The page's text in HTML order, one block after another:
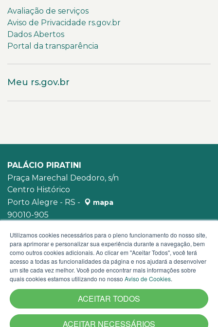
Avaliação de serviços
Aviso de Privacidade rs.gov.br
Dados Abertos
Portal da transparência
Meu rs.gov.br
PALÁCIO PIRATINI
Praça Marechal Deodoro, s/n
Centro Histórico
Porto Alegre - RS -
mapa
90010-905
Utilizamos cookies necessários para o pleno funcionamento do nosso site,
para aprimorar e personalizar sua experiência durante a navegação, bem
como outros cookies adicionais. Ao clicar em "Aceitar Todos", você terá
acesso a todas as funcionalidades da página e nos ajudará a desenvolver
um site cada vez melhor. Você pode encontrar mais informações sobre
quais cookies estamos utilizando no nosso Aviso de Cookies.
ACEITAR TODOS
ACEITAR NECESSÁRIOS